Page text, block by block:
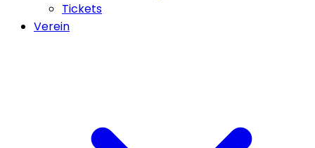
Tickets
Verein